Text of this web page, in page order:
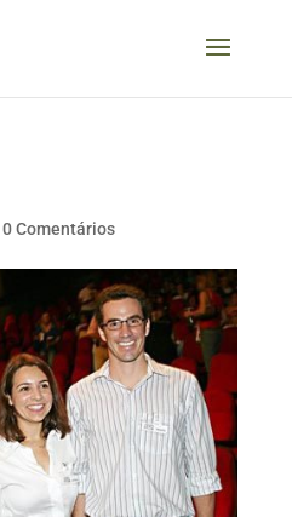
0 Comentários